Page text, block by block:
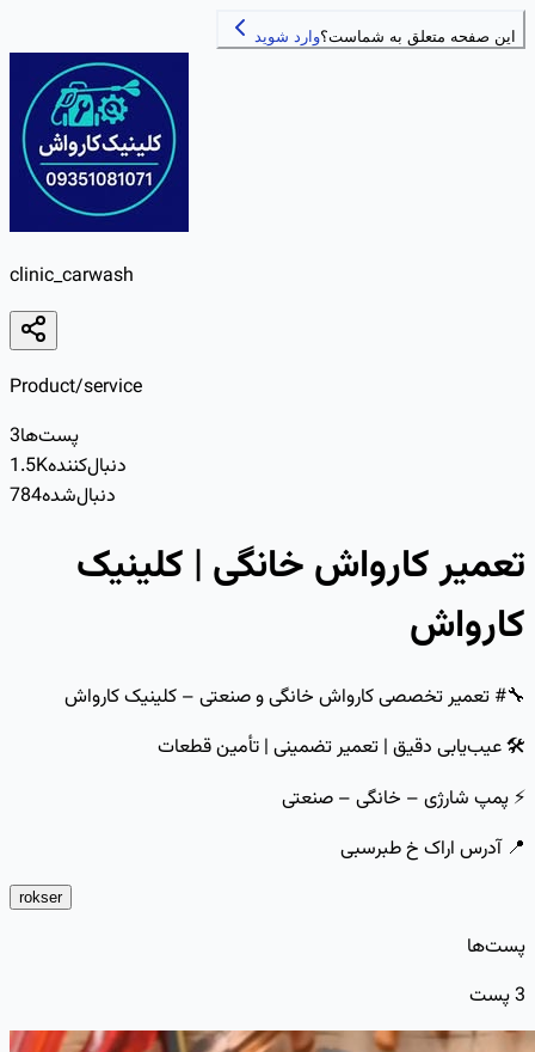
این صفحه متعلق به شماست؟وارد شوید
clinic_carwash
Product/service
3پست‌ها
1.5Kدنبال‌کننده
784دنبال‌شده
تعمیر کارواش خانگی | کلینیک
کارواش
🔧# تعمیر تخصصی کارواش خانگی و صنعتی – کلینیک کارواش
🛠 عیب‌یابی دقیق | تعمیر تضمینی | تأمین قطعات
⚡️ پمپ شارژی – خانگی – صنعتی
📍 آدرس اراک خ طبرسبی
rokser
پست‌ها
3پست